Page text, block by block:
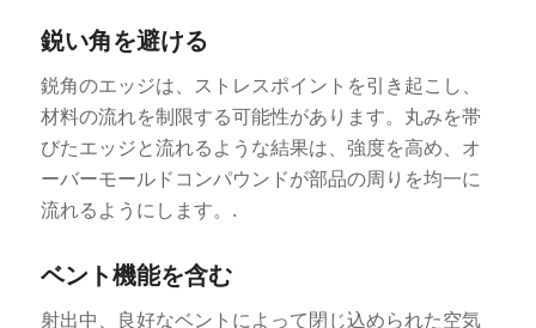
鋭い角を避ける
鋭角のエッジは、ストレスポイントを引き起こし、
材料の流れを制限する可能性があります。丸みを帯
びたエッジと流れるような結果は、強度を高め、オ
ーバーモールドコンパウンドが部品の周りを均一に
流れるようにします。.
ベント機能を含む
射出中、良好なベントによって閉じ込められた空気